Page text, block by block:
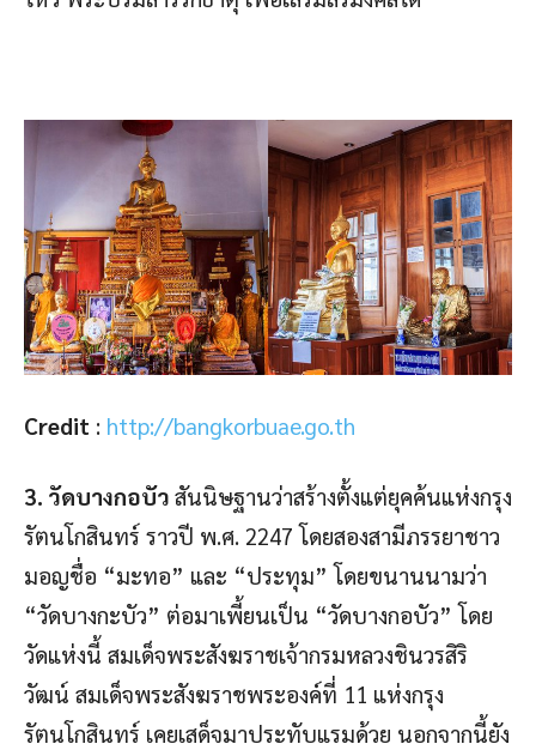
Credit : http://bangkorbuae.go.th
3. วัดบางกอบัว สันนิษฐานว่าสร้างตั้งแต่ยุคค้นแห่งกรุง
รัตนโกสินทร์ ราวปี พ.ศ. 2247 โดยสองสามีภรรยาชาว
มอญชื่อ “มะทอ” และ “ประทุม” โดยขนานนามว่า
“วัดบางกะบัว” ต่อมาเพี้ยนเป็น “วัดบางกอบัว” โดย
วัดแห่งนี้ สมเด็จพระสังฆราชเจ้ากรมหลวงชินวรสิริ
วัฒน์ สมเด็จพระสังฆราชพระองค์ที่ 11 แห่งกรุง
รัตนโกสินทร์ เคยเสด็จมาประทับแรมด้วย นอกจากนี้ยัง